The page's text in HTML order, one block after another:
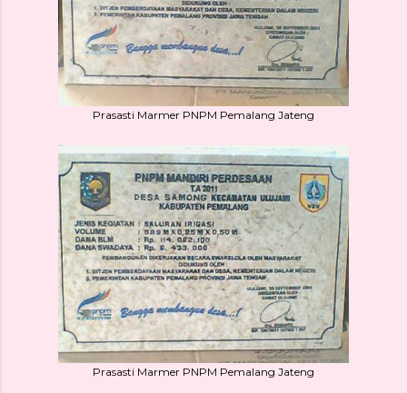
Prasasti Marmer PNPM Pemalang Jateng
Prasasti Marmer PNPM Pemalang Jateng